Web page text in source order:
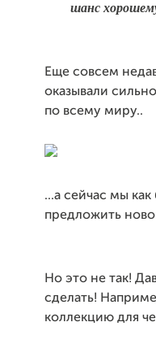
шанс
Еще совсем
оказывали
по всему миру..
...а сейчас мы
предложить
Но это не так!
сделать!
коллекцию для